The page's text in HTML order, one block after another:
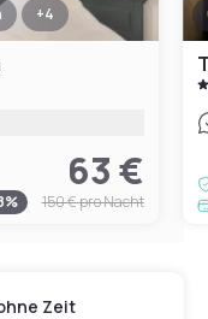
+4
63 €
% 150 €pro Nacht
Zeit